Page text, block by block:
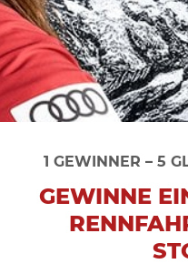
1 GEWINNER – 5
GEWINNE